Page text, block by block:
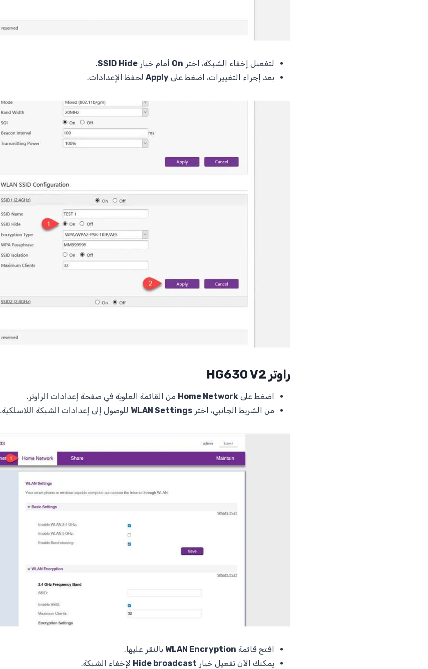
لتفعيل إخفاء الشبكة، اختر On أمام خيار SSID Hide
.
بعد إجراء التغييرات، اضغط على Apply لحفظ الإعدادات.
راوتر HG630 V2
اضغط على Home Network من القائمة العلوية في صفحة إعدادات الراوتر.
من الشريط الجانبي، اختر WLAN Settings للوصول إلى إعدادات الشبكة اللاسلكية.
افتح قائمة WLAN Encryption بالنقر عليها.
يمكنك الآن تفعيل خيار Hide broadcast لإخفاء الشبكة.